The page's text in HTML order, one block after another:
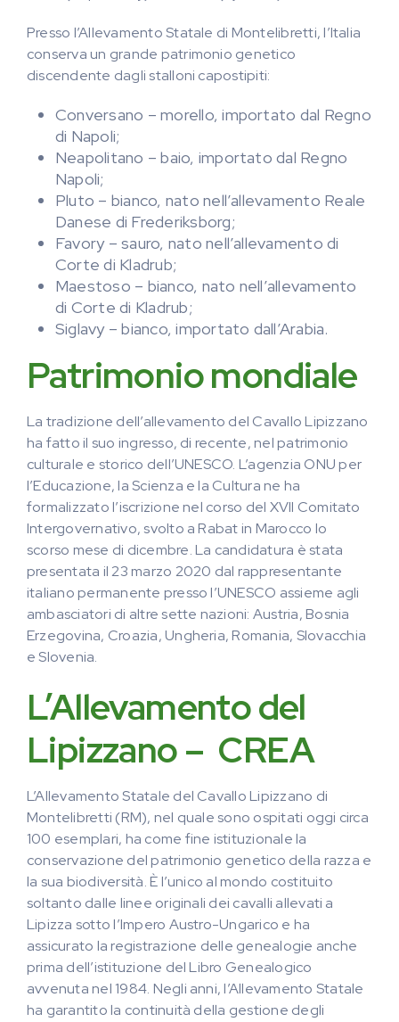
Presso l’Allevamento Statale di Montelibretti, l’Italia
conserva un grande patrimonio genetico
discendente dagli stalloni capostipiti:
Conversano – morello, importato dal Regno
di Napoli;
Neapolitano – baio, importato dal Regno
Napoli;
Pluto – bianco, nato nell’allevamento Reale
Danese di Frederiksborg;
Favory – sauro, nato nell’allevamento di
Corte di Kladrub;
Maestoso – bianco, nato nell’allevamento
di Corte di Kladrub;
Siglavy – bianco, importato dall’Arabia.
Patrimonio mondiale
La tradizione dell’allevamento del Cavallo Lipizzano
ha fatto il suo ingresso, di recente, nel patrimonio
culturale e storico dell’UNESCO. L’agenzia ONU per
l’Educazione, la Scienza e la Cultura ne ha
formalizzato l’iscrizione nel corso del XVII Comitato
Intergovernativo, svolto a Rabat in Marocco lo
scorso mese di dicembre. La candidatura è stata
presentata il 23 marzo 2020 dal rappresentante
italiano permanente presso l’UNESCO assieme agli
ambasciatori di altre sette nazioni: Austria, Bosnia
Erzegovina, Croazia, Ungheria, Romania, Slovacchia
e Slovenia.
L’Allevamento del
Lipizzano – CREA
L’Allevamento Statale del Cavallo Lipizzano di
Montelibretti (RM), nel quale sono ospitati oggi circa
100 esemplari, ha come fine istituzionale la
conservazione del patrimonio genetico della razza e
la sua biodiversità. È l’unico al mondo costituito
soltanto dalle linee originali dei cavalli allevati a
Lipizza sotto l’Impero Austro-Ungarico e ha
assicurato la registrazione delle genealogie anche
prima dell’istituzione del Libro Genealogico
avvenuta nel 1984. Negli anni, l’Allevamento Statale
ha garantito la continuità della gestione degli